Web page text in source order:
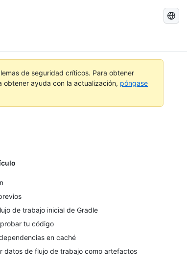
Buscar
de seguridad críticos. Para obtener
obtener ayuda con la actualización, póngase
de trabajo inicial de Gradle
tu código
en caché
datos de flujo de trabajo como artefactos